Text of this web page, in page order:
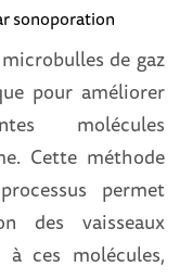
sonoporation
de gaz
pour améliorer
molécules
Cette méthode
permet
des vaisseaux
ces molécules,